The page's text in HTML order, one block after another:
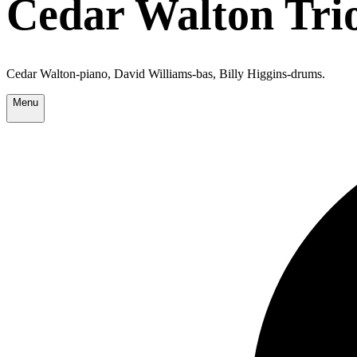
Cedar Walton
Cedar Walton-piano, David Williams-bas, Billy Higgins-drums.
Menu